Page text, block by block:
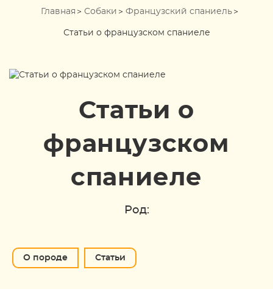
Главная Собаки Французский спаниель
Статьи о французском спаниеле
Статьи о
французском
спаниеле
Род:
О породе Статьи